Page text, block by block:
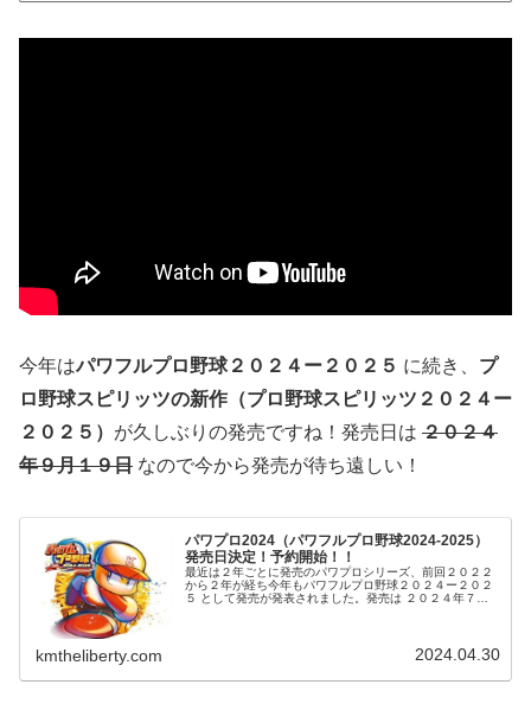
今年はパワフルプロ野球２０２４ー２０２５ に続き、 プ
ロ野球スピリッツの新作（プロ野球スピリッツ２０２４ー
２０２５） が久しぶりの発売ですね！発売日は ２０２４
年９月１９日 なので今から発売が待ち遠しい！
パワプロ2024（パワフルプロ野球2024-2025）
発売日決定！予約開始！！
最近は２年ごとに発売のパワプロシリーズ、前回２０２２
から２年が経ち今年もパワフルプロ野球２０２４ー２０２
５ として発売が発表されました。発売は ２０２４年７月
kmtheliberty.com 2024.04.30